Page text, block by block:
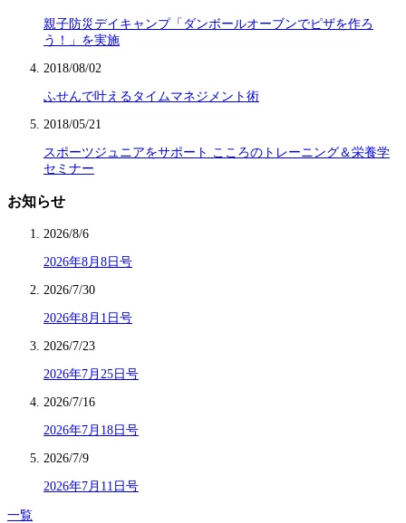
親子防災デイキャンプ「ダンボールオーブンでピザを作ろ
う！」を実施
2018/08/02
ふせんで叶えるタイムマネジメント術
2018/05/21
スポーツジュニアをサポート こころのトレーニング＆栄養学
セミナー
お知らせ
2026/8/6
2026年8月8日号
2026/7/30
2026年8月1日号
2026/7/23
2026年7月25日号
2026/7/16
2026年7月18日号
2026/7/9
2026年7月11日号
一覧